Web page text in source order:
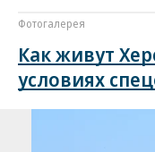
Фотогалерея
Как живут
условиях